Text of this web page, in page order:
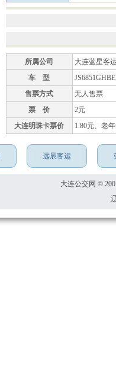
所属公司
大连蓝星客
车 型
售票方式
无人售票
票 价
2元
大连明珠卡票价
1.80元、老
远辰客运
大连公交网 ©